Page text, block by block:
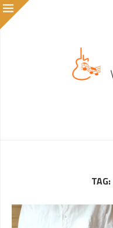
TAG: